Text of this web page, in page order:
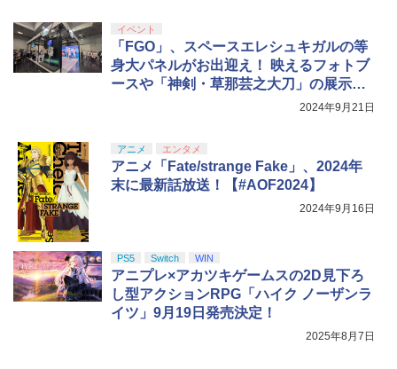
イベント
「FGO」、スペースエレシュキガルの等
身大パネルがお出迎え！ 映えるフォトブ
ースや「神剣・草那芸之大刀」の展示も
2024年9月21日
アニメ エンタメ
アニメ「Fate/strange Fake」、2024年
末に最新話放送！【#AOF2024】
2024年9月16日
PS5 Switch WIN
アニプレ×アカツキゲームスの2D見下ろ
し型アクションRPG「ハイク ノーザンラ
イツ」9月19日発売決定！
2025年8月7日